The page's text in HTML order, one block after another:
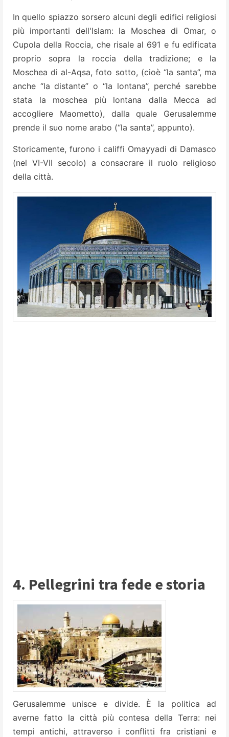
In quello spiazzo sorsero alcuni degli edifici religiosi
più importanti dell'Islam: la Moschea di Omar, o
Cupola della Roccia, che risale al 691 e fu edificata
proprio sopra la roccia della tradizione; e la
Moschea di al-Aqsa, foto sotto, (cioè “la santa”, ma
anche “la distante” o “la lontana”, perché sarebbe
stata la moschea più lontana dalla Mecca ad
accogliere Maometto), dalla quale Gerusalemme
prende il suo nome arabo (“la santa”, appunto).
Storicamente, furono i califfi Omayyadi di Damasco
(nel VI-VII secolo) a consacrare il ruolo religioso
della città.
4. Pellegrini tra fede e storia
Gerusalemme unisce e divide. È la politica ad
averne fatto la città più contesa della Terra: nei
tempi antichi, attraverso i conflitti fra cristiani e